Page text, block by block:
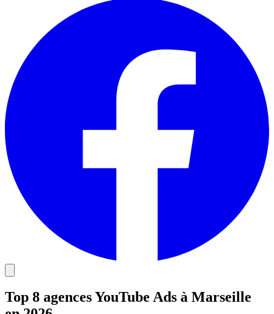
Top 8 agences YouTube Ads à Marseille